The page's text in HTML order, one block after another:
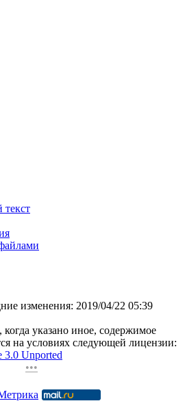
текст
изменения: 2019/04/22 05:39
указано иное, содержимое
на условиях следующей лицензии:
3.0 Unported
•••